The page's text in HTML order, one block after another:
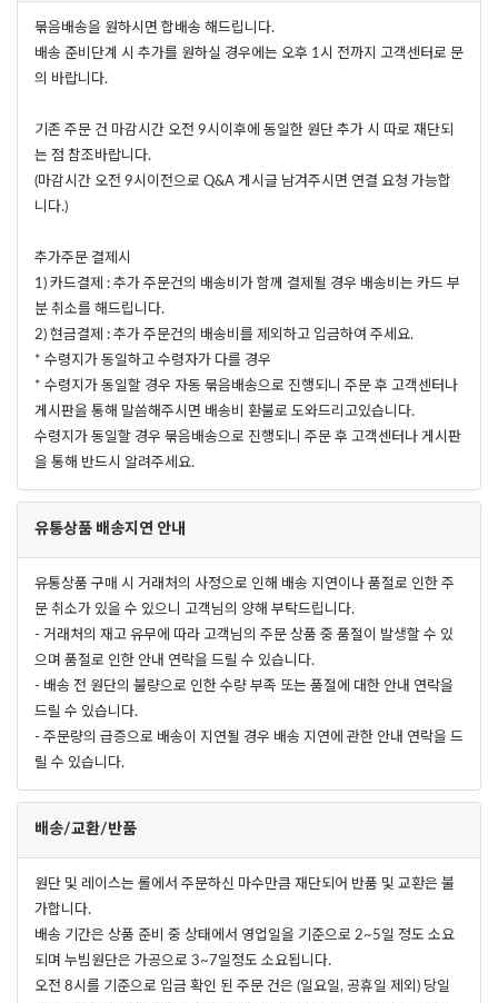
묶음배송을 원하시면 합배송 해드립니다.
배송 준비단계 시 추가를 원하실 경우에는 오후 1시 전까지 고객센터로 문
의 바랍니다.
기존 주문 건 마감시간 오전 9시이후에 동일한 원단 추가 시 따로 재단되
는 점 참조바랍니다.
(마감시간 오전 9시이전으로 Q&A 게시글 남겨주시면 연결 요청 가능합
니다.)
추가주문 결제시
1) 카드결제 : 추가 주문건의 배송비가 함께 결제될 경우 배송비는 카드 부
분 취소를 해드립니다.
2) 현금결제 : 추가 주문건의 배송비를 제외하고 입금하여 주세요.
* 수령지가 동일하고 수령자가 다를 경우
* 수령지가 동일할 경우 자동 묶음배송으로 진행되니 주문 후 고객센터나
게시판을 통해 말씀해주시면 배송비 환불로 도와드리고있습니다.
수령지가 동일할 경우 묶음배송으로 진행되니 주문 후 고객센터나 게시판
을 통해 반드시 알려주세요.
유통상품 배송지연 안내
유통상품 구매 시 거래처의 사정으로 인해 배송 지연이나 품절로 인한 주
문 취소가 있을 수 있으니 고객님의 양해 부탁드립니다.
- 거래처의 재고 유무에 따라 고객님의 주문 상품 중 품절이 발생할 수 있
으며 품절로 인한 안내 연락을 드릴 수 있습니다.
- 배송 전 원단의 불량으로 인한 수량 부족 또는 품절에 대한 안내 연락을
드릴 수 있습니다.
- 주문량의 급증으로 배송이 지연될 경우 배송 지연에 관한 안내 연락을 드
릴 수 있습니다.
배송/교환/반품
원단 및 레이스는 롤에서 주문하신 마수만큼 재단되어 반품 및 교환은 불
가합니다.
배송 기간은 상품 준비 중 상태에서 영업일을 기준으로 2~5일 정도 소요
되며 누빔원단은 가공으로 3~7일정도 소요됩니다.
오전 8시를 기준으로 입금 확인 된 주문 건은 (일요일, 공휴일 제외) 당일